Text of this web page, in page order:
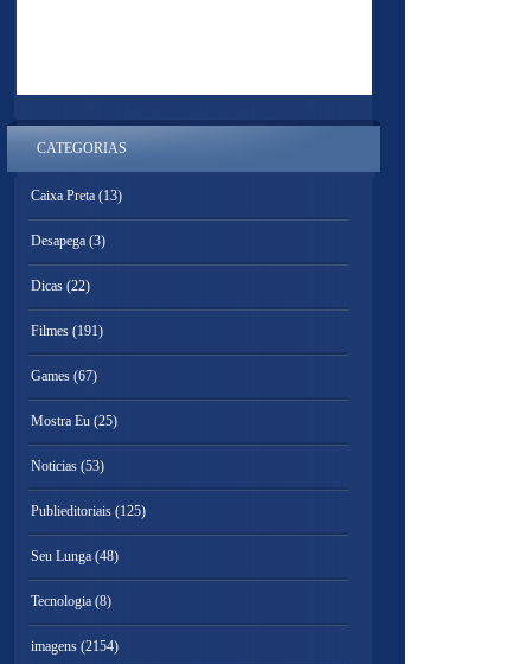
CATEGORIAS
Caixa Preta (13)
Desapega (3)
Dicas (22)
Filmes (191)
Games (67)
Mostra Eu (25)
Noticias (53)
Publieditoriais (125)
Seu Lunga (48)
Tecnologia (8)
imagens (2154)